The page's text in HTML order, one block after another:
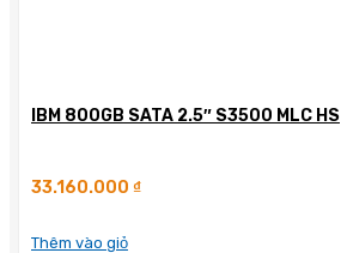
IBM 800GB SATA 2.5″ S3500 MLC HS
33.160.000 ₫
Thêm vào giỏ